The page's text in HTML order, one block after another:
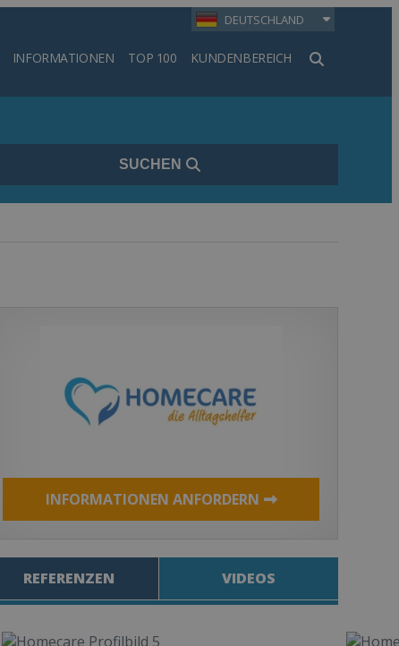
DEUTSCHLAND
INFORMATIONEN TOP 100 KUNDENBEREICH
SUCHEN
INFORMATIONEN ANFORDERN
REFERENZEN VIDEOS